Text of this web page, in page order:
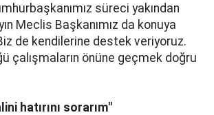
süreci yakından
Meclis Başkanımız da konuya
de kendilerine destek veriyoruz.
çalışmaların önüne geçmek doğru
hatırını sorarım"